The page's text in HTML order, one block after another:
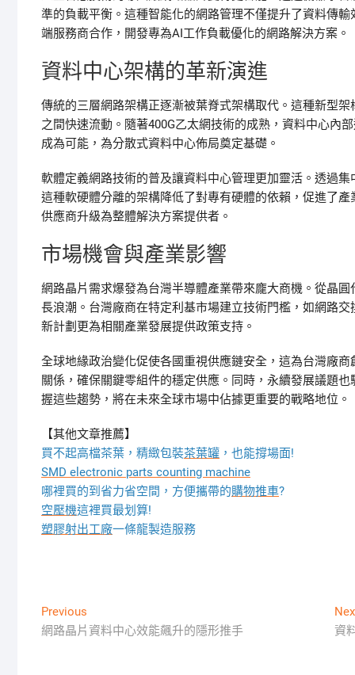
準的負載平衡。這種智能化的網路管理不僅提升了資料傳
端服務商合作，開發專為AI工作負載優化的網路解決方案。
資料中心架構的革新演進
傳統的三層網路架構正逐漸被葉脊式架構取代。這種新型
之間快速流動。隨著400G乙太網技術的成熟，資料中心內
成為可能，為分散式資料中心佈局奠定基礎。
軟體定義網路技術的普及讓資料中心管理更加靈活。透過
這種軟硬體分離的架構降低了對專有硬體的依賴，促進了
供應商升級為整體解決方案提供者。
市場機會與產業影響
網路晶片需求爆發為台灣半導體產業帶來龐大商機。從晶
長浪潮。台灣廠商在特定利基市場建立技術門檻，如網路
新計劃更為相關產業發展提供政策支持。
全球地緣政治變化促使各國重視供應鏈安全，這為台灣廠
關係，確保關鍵零組件的穩定供應。同時，永續發展議題
握這些趨勢，將在未來全球市場中佔據更重要的戰略地位。
【其他文章推薦】
買不起高檔茶葉，精緻包裝茶葉罐 ，也能撐場面!
SMD electronic parts counting machine
哪裡買的到省力省空間，方便攜帶的購物推車?
空壓機這裡買最划算!
塑膠射出工廠一條龍製造服務
文
章
Previous
post:
網路晶片資料中心效能飆升的隱形推手
資